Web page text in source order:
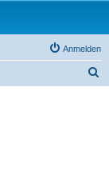
Anmelden